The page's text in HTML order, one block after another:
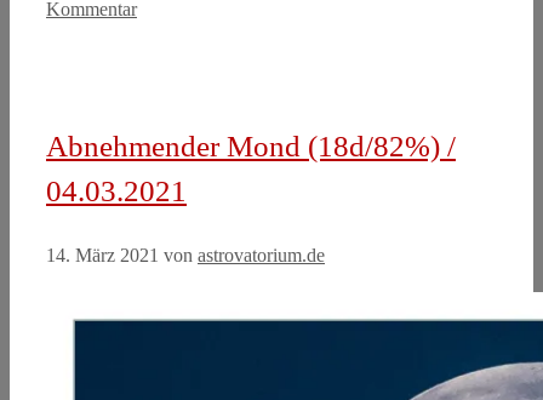
Kommentar
Abnehmender Mond (18d/82%) /
04.03.2021
14. März 2021 von astrovatorium.de